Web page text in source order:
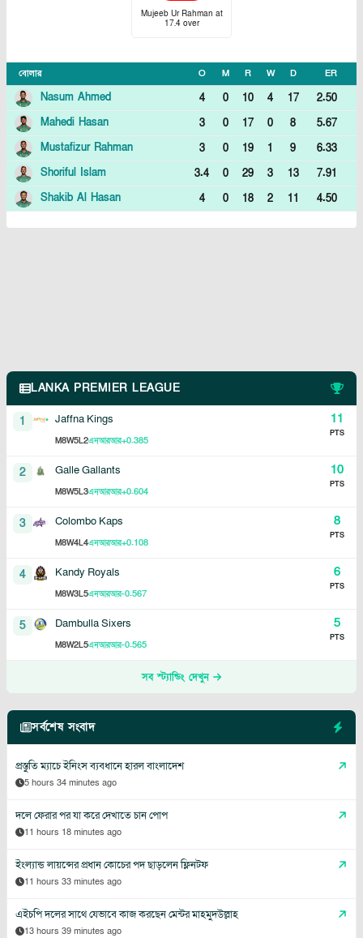
Mujeeb Ur Rahman at
17.4over
বোলার O M R W D ER
Nasum Ahmed 4 0 10 4 17
2.50
Mahedi Hasan
3 0 17 0 8
5.67
Mustafizur Rahman
3 0 19 1 9
6.33
Shoriful Islam
3.4 0 29 3 13
7.91
Shakib Al Hasan
4 0 18 2 11 4.50
LANKA PREMIER LEAGUE
1 Jaffna Kings
M8W5L2এনআরআর+0.385
11
PTS
2 Galle Gallants
M8W5L3এনআরআর+0.604
10
PTS
3 Colombo Kaps
M8W4L4এনআরআর+0.108
8
PTS
4 Kandy Royals
M8W3L5এনআরআর-0.567
6
PTS
5 Dambulla Sixers
M8W2L5এনআরআর-0.565
5
PTS
সব স্ট্যান্ডিং দেখুন
সর্বশেষ সংবাদ
প্রস্তুতি ম্যাচে ইনিংস ব্যবধানে হারল বাংলাদেশ
5 hours 34 minutes ago
দলে ফেরার পর যা করে দেখাতে চান পোপ
11 hours 18 minutes ago
ইংল্যান্ড লায়ন্সের প্রধান কোচের পদ ছাড়লেন ফ্লিনটফ
11 hours 33 minutes ago
এইচপি দলের সাথে যেভাবে কাজ করছেন মেন্টর মাহমুদউল্লাহ
13 hours 39 minutes ago